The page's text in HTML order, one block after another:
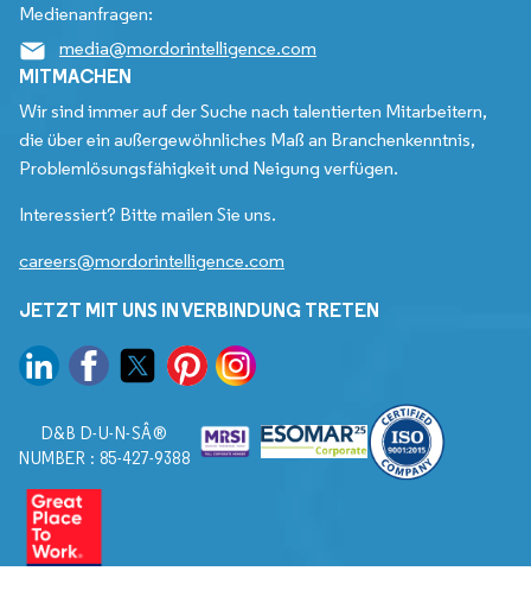
Medienanfragen:
media@mordorintelligence.com
MITMACHEN
Wir sind immer auf der Suche nach talentierten Mitarbeitern,
die über ein außergewöhnliches Maß an Branchenkenntnis,
Problemlösungsfähigkeit und Neigung verfügen.
Interessiert? Bitte mailen Sie uns.
careers@mordorintelligence.com
JETZT MIT UNS IN VERBINDUNG TRETEN
D&B D-U-N-SÂ®
NUMBER : 85-427-9388